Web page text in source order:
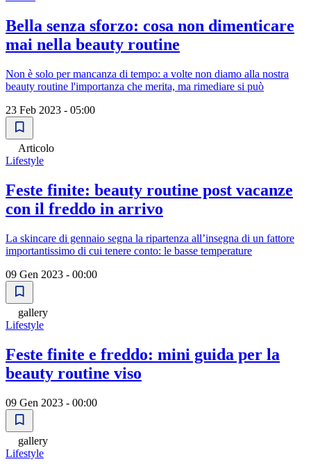
Bella senza sforzo: cosa non dimenticare
mai nella beauty routine
Non è solo per mancanza di tempo: a volte non diamo alla nostra
beauty routine l'importanza che merita, ma rimediare si può
23 Feb 2023 - 05:00
Articolo
Lifestyle
Feste finite: beauty routine post vacanze
con il freddo in arrivo
La skincare di gennaio segna la ripartenza all’insegna di un fattore
importantissimo di cui tenere conto: le basse temperature
09 Gen 2023 - 00:00
gallery
Lifestyle
Feste finite e freddo: mini guida per la
beauty routine viso
09 Gen 2023 - 00:00
gallery
Lifestyle